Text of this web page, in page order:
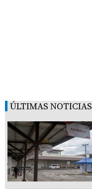
ÚLTIMAS NOTICIAS